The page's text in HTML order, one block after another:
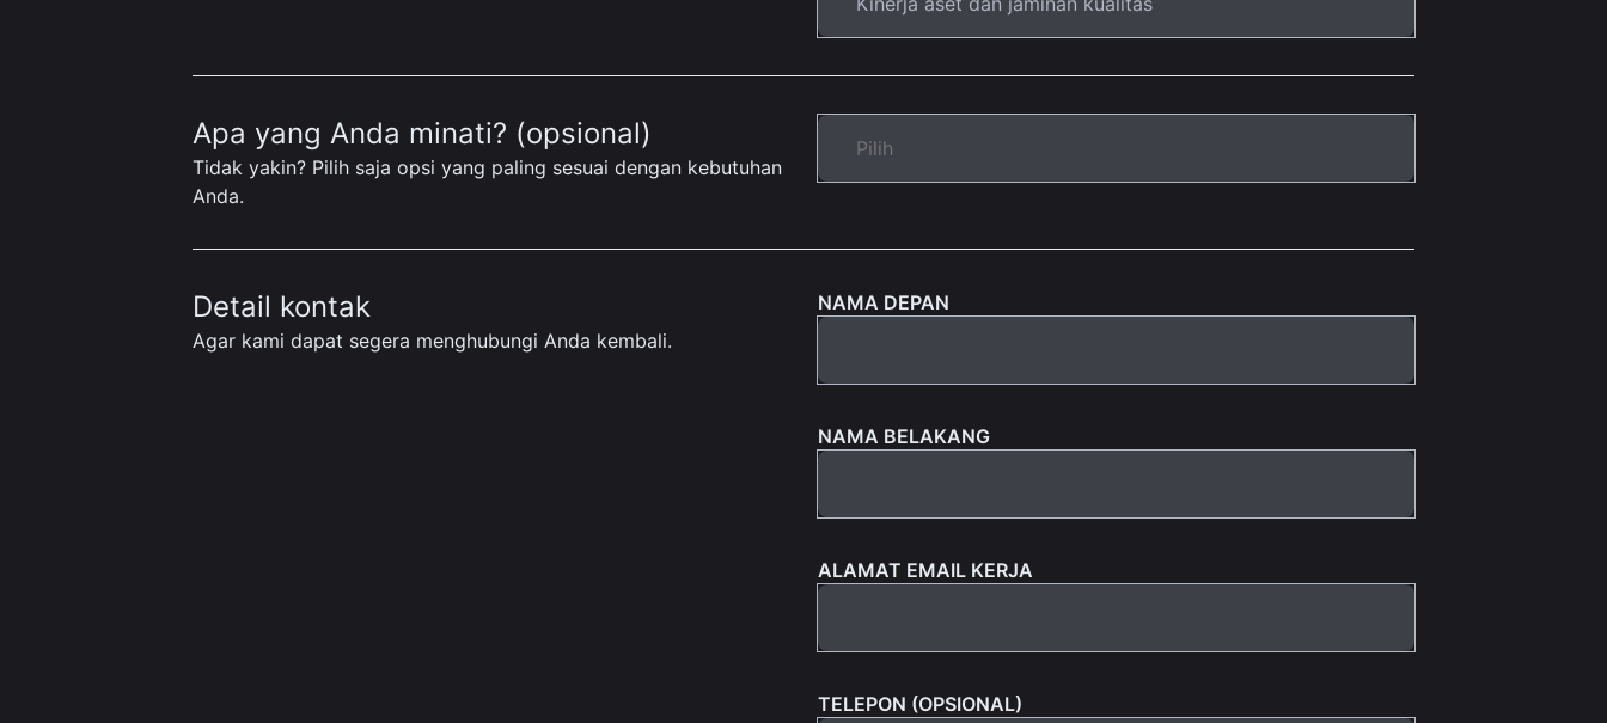
Apa yang Anda minati? (opsional)
Tidak yakin? Pilih saja opsi yang paling sesuai dengan kebutuhan
Anda.
Detail kontak
Agar kami dapat segera menghubungi Anda kembali.
NAMA DEPAN
NAMA BELAKANG
ALAMAT EMAIL KERJA
TELEPON (OPSIONAL)